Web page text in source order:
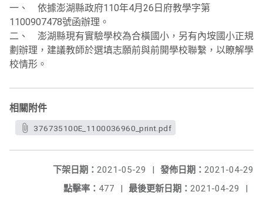
一、 依據澎湖縣政府110年4月26日府教學字第
1100907478號函辦理。
二、 澎湖縣現有實驗學校為合橫國小，另有內垵國小正規
劃辦理，建議教師於選填志願前與前開學校聯繫，以瞭解學
校情形。
相關附件
376735100E_1100036960_print.pdf
發佈日期： 2021-04-29
下架日期： 2021-05-29
|
最後更新日期： 2021-04-29 |
點擊率： 477 |